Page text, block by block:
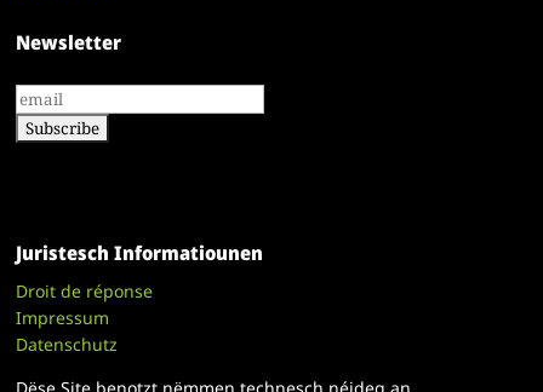
Newsletter
Juristesch Informatiounen
Droit de réponse
Impressum
Datenschutz